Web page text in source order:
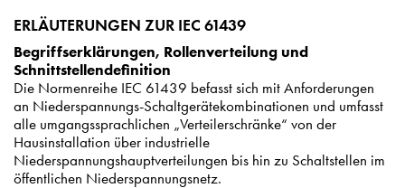
ERLÄUTERUNGEN ZUR IEC 61439
Begriffserklärungen, Rollenverteilung und
Schnittstellendefinition
Die Normenreihe IEC 61439 befasst sich mit Anforderungen
an Niederspannungs-Schaltgerätekombinationen und umfasst
alle umgangssprachlichen „Verteilerschränke“ von der
Hausinstallation über industrielle
Niederspannungshauptverteilungen bis hin zu Schaltstellen im
öffentlichen Niederspannungsnetz.